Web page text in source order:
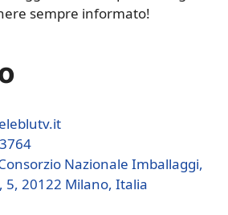
sempre informato!
Nazionale Imballaggi,
5, 20122 Milano, Italia